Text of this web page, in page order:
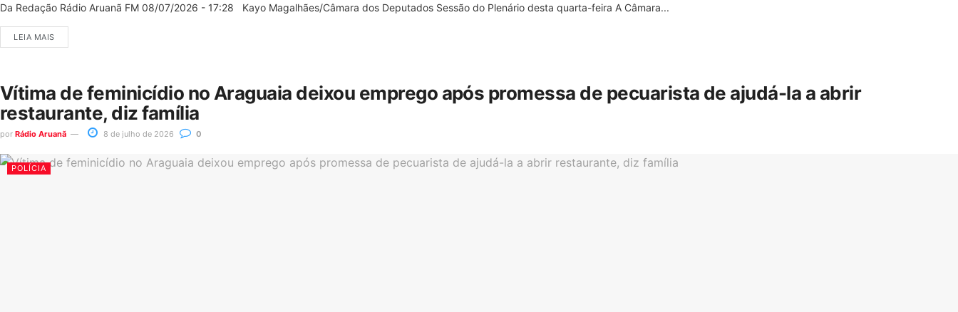
Da Redação Rádio Aruanã FM 08/07/2026 - 17:28 Kayo Magalhães/Câmara dos Deputados Sessão do Plenário desta quarta-feira A Câmara...
LEIA MAIS
Vítima de feminicídio no Araguaia deixou emprego após promessa de pecuarista de ajudá-la a abrir
restaurante, diz família
por Rádio Aruanã 8 de julho de 2026 0
POLÍCIA